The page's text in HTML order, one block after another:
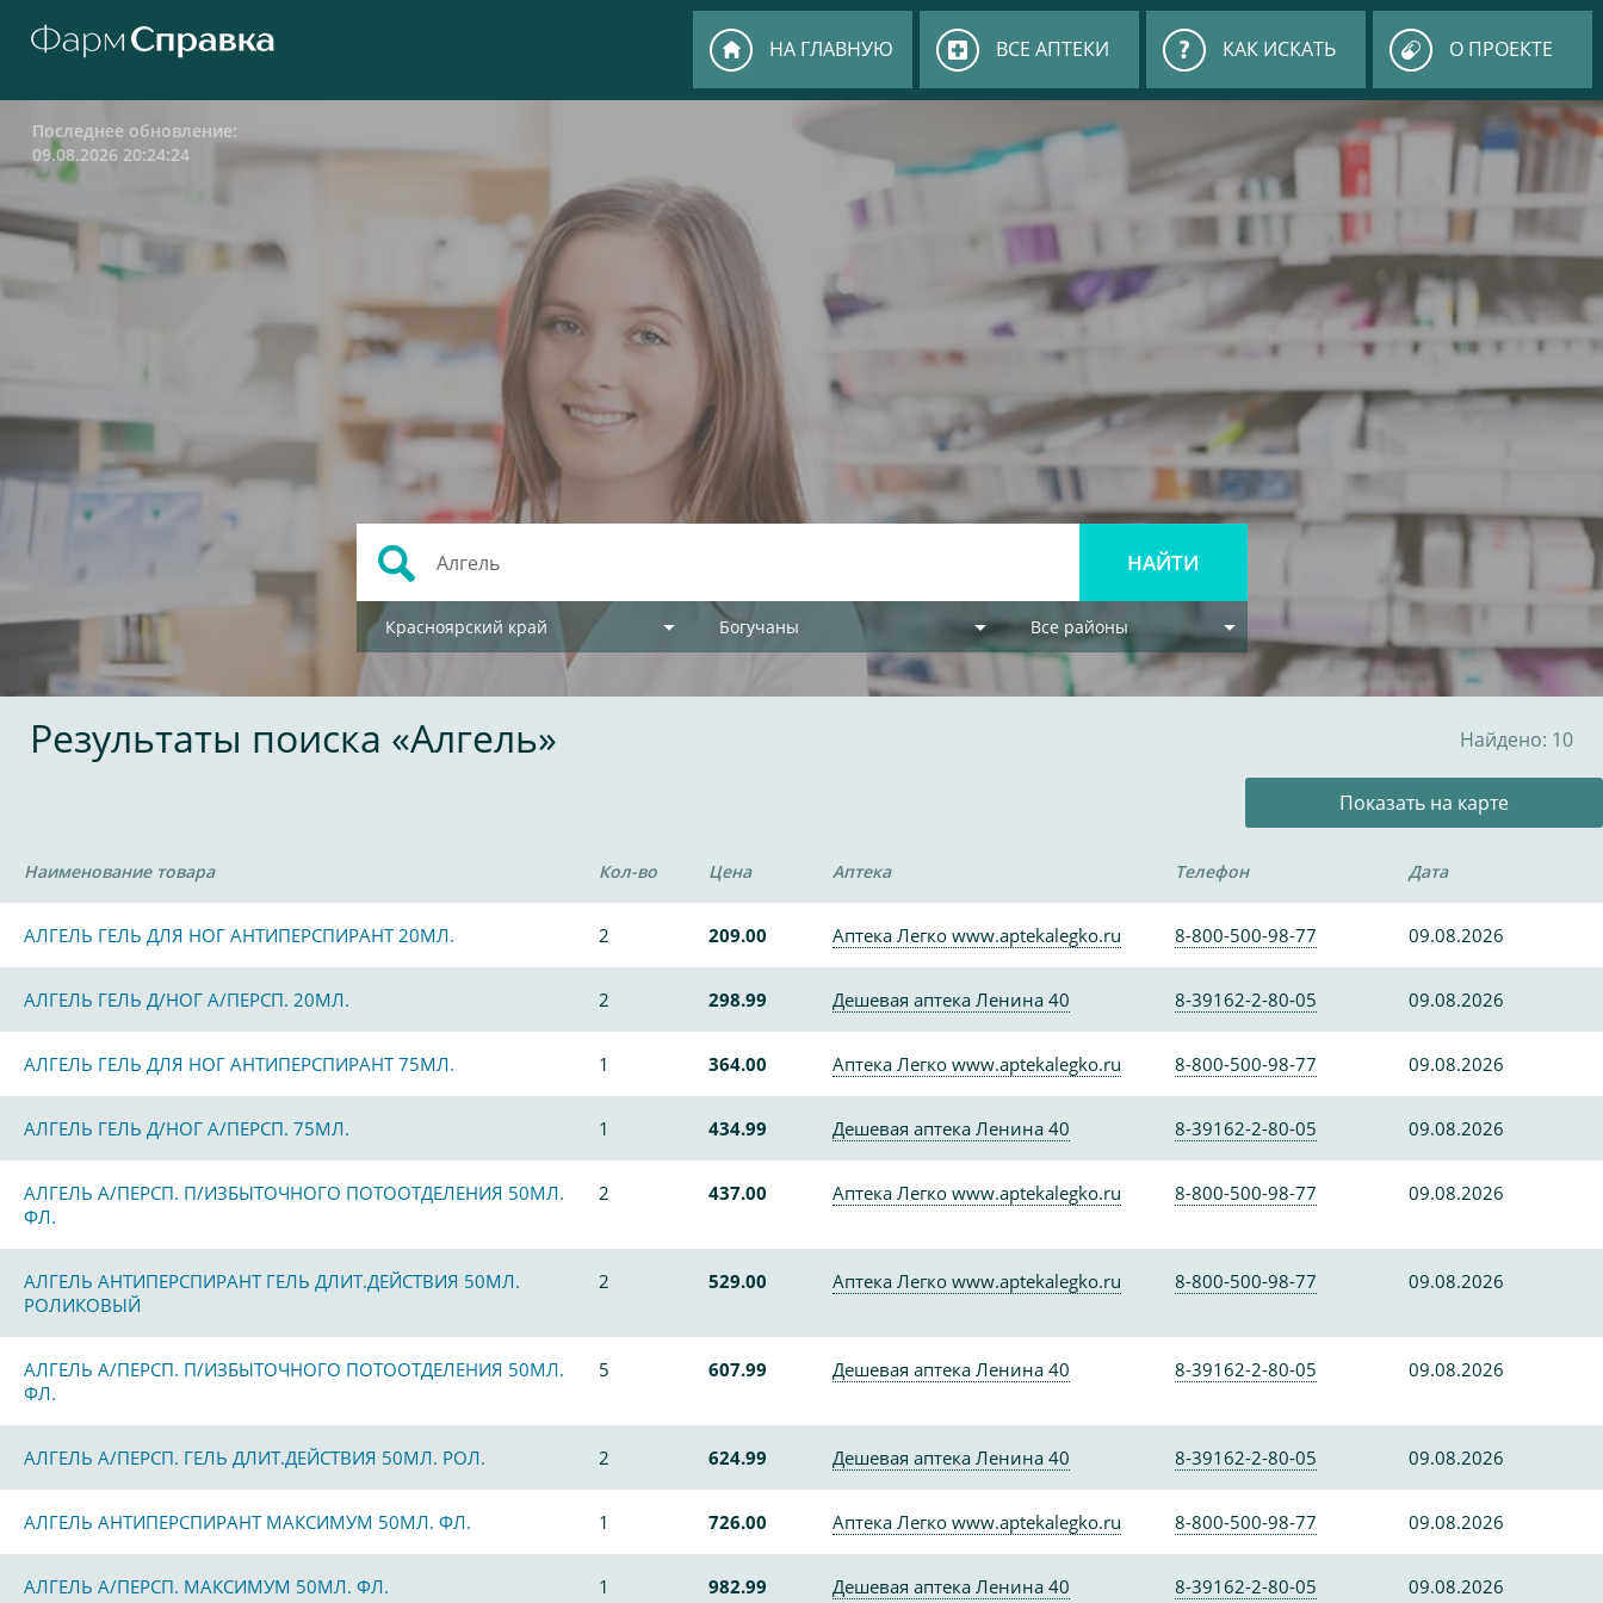
НА ГЛАВНУЮ ВСЕ АПТЕКИ КАК ИСКАТЬ О ПРОЕКТЕ
Последнее обновление:
09.08.2026 20:24:24
Красноярский край Богучаны Все районы
Результаты поиска «Алгель» Найдено: 10
Показать на карте
Наименование товара Кол-во Цена Аптека Телефон Дата
АЛГЕЛЬ ГЕЛЬ ДЛЯ НОГ АНТИПЕРСПИРАНТ 20МЛ. 2 209.00 Аптека Легко www.aptekalegko.ru 8-800-500-98-77 09.08.2026
АЛГЕЛЬ ГЕЛЬ Д/НОГ А/ПЕРСП. 20МЛ. 2 298.99 Дешевая аптека Ленина 40 8-39162-2-80-05 09.08.2026
АЛГЕЛЬ ГЕЛЬ ДЛЯ НОГ АНТИПЕРСПИРАНТ 75МЛ. 1 364.00 Аптека Легко www.aptekalegko.ru 8-800-500-98-77 09.08.2026
АЛГЕЛЬ ГЕЛЬ Д/НОГ А/ПЕРСП. 75МЛ. 1 434.99 Дешевая аптека Ленина 40 8-39162-2-80-05 09.08.2026
АЛГЕЛЬ А/ПЕРСП. П/ИЗБЫТОЧНОГО ПОТООТДЕЛЕНИЯ 50МЛ.
ФЛ.
2 437.00 Аптека Легко www.aptekalegko.ru 8-800-500-98-77 09.08.2026
АЛГЕЛЬ АНТИПЕРСПИРАНТ ГЕЛЬ ДЛИТ.ДЕЙСТВИЯ 50МЛ.
РОЛИКОВЫЙ
2 529.00 Аптека Легко www.aptekalegko.ru 8-800-500-98-77 09.08.2026
АЛГЕЛЬ А/ПЕРСП. П/ИЗБЫТОЧНОГО ПОТООТДЕЛЕНИЯ 50МЛ.
ФЛ.
5 607.99 Дешевая аптека Ленина 40 8-39162-2-80-05 09.08.2026
АЛГЕЛЬ А/ПЕРСП. ГЕЛЬ ДЛИТ.ДЕЙСТВИЯ 50МЛ. РОЛ. 2 624.99 Дешевая аптека Ленина 40 8-39162-2-80-05 09.08.2026
АЛГЕЛЬ АНТИПЕРСПИРАНТ МАКСИМУМ 50МЛ. ФЛ. 1 726.00 Аптека Легко www.aptekalegko.ru 8-800-500-98-77 09.08.2026
АЛГЕЛЬ А/ПЕРСП. МАКСИМУМ 50МЛ. ФЛ. 1 982.99 Дешевая аптека Ленина 40 8-39162-2-80-05 09.08.2026